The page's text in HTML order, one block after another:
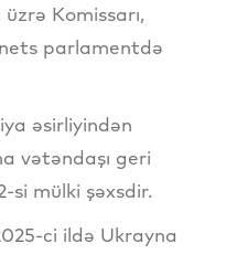
Komissarı,
parlamentdə
əsirliyindən
vətəndaşı geri
si mülki şəxsdir.
ci ildə Ukrayna